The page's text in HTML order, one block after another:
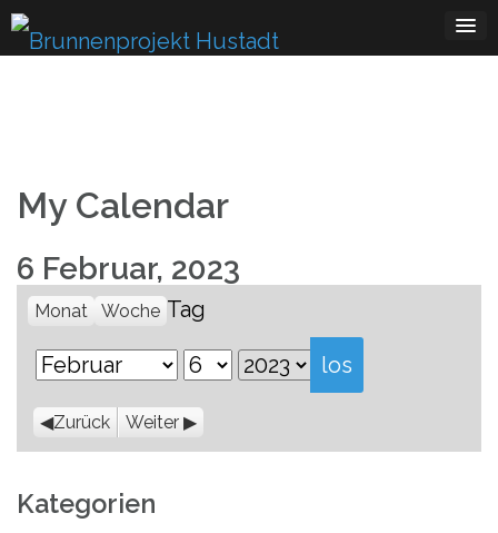
Skip
My Calendar
6 Februar, 2023
Monat Woche Tag
Monat
Tag
Jahr
Zurück Weiter
Kategorien